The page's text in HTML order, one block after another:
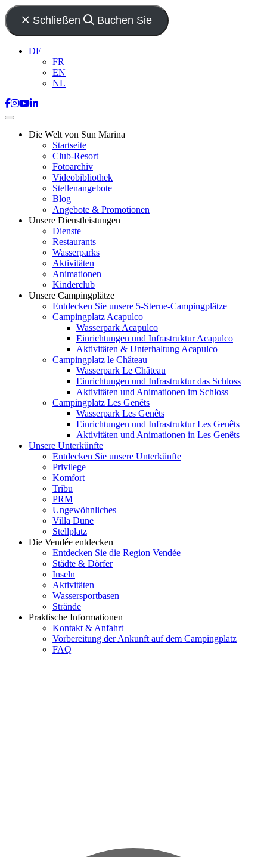
Schließen Buchen Sie
DE
FR
EN
NL
Die Welt von Sun Marina
Startseite
Club-Resort
Fotoarchiv
Videobibliothek
Stellenangebote
Blog
Angebote & Promotionen
Unsere Dienstleistungen
Dienste
Restaurants
Wasserparks
Aktivitäten
Animationen
Kinderclub
Unsere Campingplätze
Entdecken Sie unsere 5-Sterne-Campingplätze
Campingplatz Acapulco
Wasserpark Acapulco
Einrichtungen und Infrastruktur Acapulco
Aktivitäten & Unterhaltung Acapulco
Campingplatz le Château
Wasserpark Le Château
Einrichtungen und Infrastruktur das Schloss
Aktivitäten und Animationen im Schloss
Campingplatz Les Genêts
Wasserpark Les Genêts
Einrichtungen und Infrastruktur Les Genêts
Aktivitäten und Animationen in Les Genêts
Unsere Unterkünfte
Entdecken Sie unsere Unterkünfte
Privilege
Komfort
Tribu
PRM
Ungewöhnliches
Villa Dune
Stellplatz
Die Vendée entdecken
Entdecken Sie die Region Vendée
Städte & Dörfer
Inseln
Aktivitäten
Wassersportbasen
Strände
Praktische Informationen
Kontakt & Anfahrt
Vorbereitung der Ankunft auf dem Campingplatz
FAQ